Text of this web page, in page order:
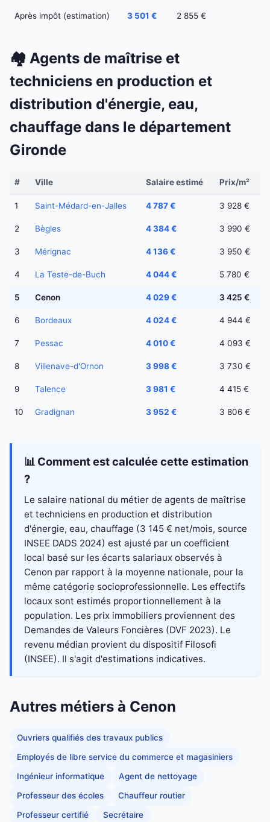
Après impôt (estimation) 3 501 € 2 855 €
🏘️ Agents de maîtrise et
techniciens en production et
distribution d'énergie, eau,
chauffage dans le département
Gironde
# Ville Salaire estimé Prix/m²
1 Saint-Médard-en-Jalles 4 787 € 3 928 €
2 Bègles 4 384 € 3 990 €
3 Mérignac 4 136 € 3 950 €
4 La Teste-de-Buch 4 044 € 5 780 €
5 Cenon 4 029 € 3 425 €
6 Bordeaux 4 024 € 4 944 €
7 Pessac 4 010 € 4 093 €
8 Villenave-d'Ornon 3 998 € 3 730 €
9 Talence 3 981 € 4 415 €
10 Gradignan 3 952 € 3 806 €
📊 Comment est calculée cette estimation
?
Le salaire national du métier de agents de maîtrise
et techniciens en production et distribution
d'énergie, eau, chauffage (3 145 € net/mois, source
INSEE DADS 2024) est ajusté par un coefficient
local basé sur les écarts salariaux observés à
Cenon par rapport à la moyenne nationale, pour la
même catégorie socioprofessionnelle. Les effectifs
locaux sont estimés proportionnellement à la
population. Les prix immobiliers proviennent des
Demandes de Valeurs Foncières (DVF 2023). Le
revenu médian provient du dispositif Filosofi
(INSEE). Il s'agit d'estimations indicatives.
Autres métiers à Cenon
Ouvriers qualifiés des travaux publics
Employés de libre service du commerce et magasiniers
Ingénieur informatique Agent de nettoyage
Professeur des écoles Chauffeur routier
Professeur certifié Secrétaire